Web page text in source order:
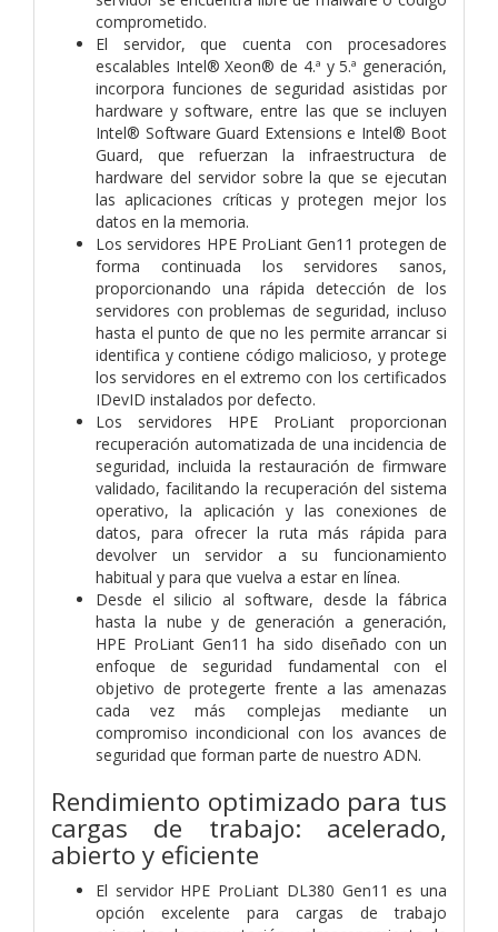
comprometido.
El servidor, que cuenta con procesadores
escalables Intel® Xeon® de 4.ª y 5.ª generación,
incorpora funciones de seguridad asistidas por
hardware y software, entre las que se incluyen
Intel® Software Guard Extensions e Intel® Boot
Guard, que refuerzan la infraestructura de
hardware del servidor sobre la que se ejecutan
las aplicaciones críticas y protegen mejor los
datos en la memoria.
Los servidores HPE ProLiant Gen11 protegen de
forma continuada los servidores sanos,
proporcionando una rápida detección de los
servidores con problemas de seguridad, incluso
hasta el punto de que no les permite arrancar si
identifica y contiene código malicioso, y protege
los servidores en el extremo con los certificados
IDevID instalados por defecto.
Los servidores HPE ProLiant proporcionan
recuperación automatizada de una incidencia de
seguridad, incluida la restauración de firmware
validado, facilitando la recuperación del sistema
operativo, la aplicación y las conexiones de
datos, para ofrecer la ruta más rápida para
devolver un servidor a su funcionamiento
habitual y para que vuelva a estar en línea.
Desde el silicio al software, desde la fábrica
hasta la nube y de generación a generación,
HPE ProLiant Gen11 ha sido diseñado con un
enfoque de seguridad fundamental con el
objetivo de protegerte frente a las amenazas
cada vez más complejas mediante un
compromiso incondicional con los avances de
seguridad que forman parte de nuestro ADN.
Rendimiento optimizado para tus
cargas de trabajo: acelerado,
abierto y eficiente
El servidor HPE ProLiant DL380 Gen11 es una
opción excelente para cargas de trabajo